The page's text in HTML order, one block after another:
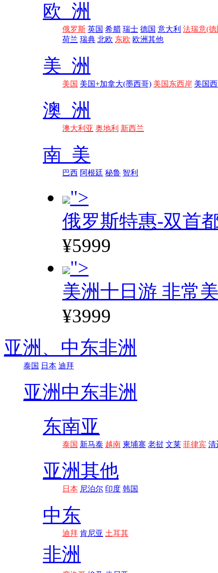
欧 洲
俄罗斯 英国 希腊 瑞士 德国 意大利 法瑞意(德
荷兰 瑞典 北欧 东欧 欧洲其他
美 洲
美国 美国+加拿大(墨西哥) 美国东西岸 美国
澳 洲
澳大利亚 奥地利 新西兰
南 美
巴西 阿根廷 秘鲁 智利
">
俄罗斯特惠-双首
¥5999
">
美洲十日游 非常
¥3999
亚洲、 中东非洲
泰国 日本 迪拜
亚洲 中东非洲
东南亚
泰国 新马泰 越南 柬埔寨 老挝 文莱 菲律宾 清
亚洲其他
日本 尼泊尔 印度 韩国
中东
迪拜 肯尼亚 土耳其
非洲